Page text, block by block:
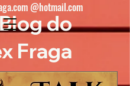
do
Fraga
@hotmail.com